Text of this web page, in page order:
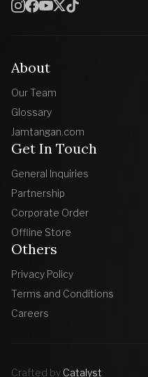
About
Our Team
Glossary
Jamtangan.com
Get In Touch
General Inquiries
Partnership
Corporate Order
Offline Store
Others
Privacy Policy
Terms and Conditions
Careers
Crafted by Catalyst